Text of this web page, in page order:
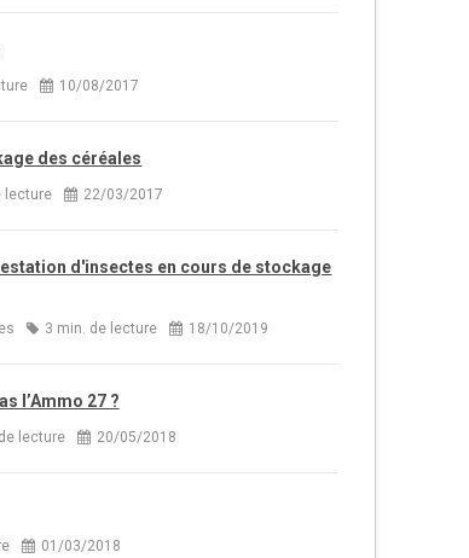
10/08/2017
des céréales
lecture 22/03/2017
d'insectes en cours de stockage
3 min. de lecture 18/10/2019
l’Ammo 27 ?
lecture 20/05/2018
01/03/2018